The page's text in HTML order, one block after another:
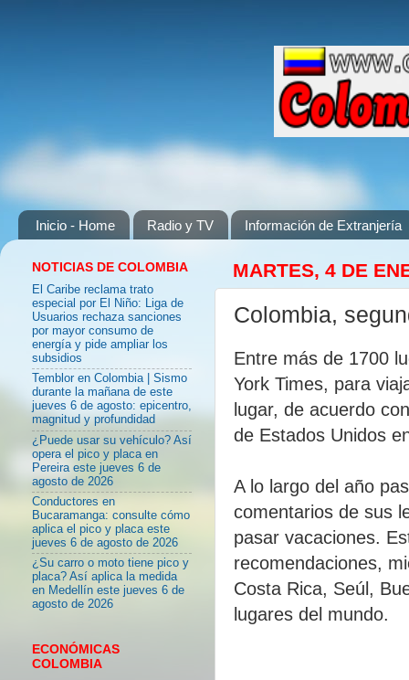
Inicio - Home Radio y TV Información de Extranjería
MARTES, 4 DE
Colombia,
Entre más de 1700
York Times, para
lugar, de acuerdo
de Estados Unidos
A lo largo del año
comentarios de sus
pasar vacaciones.
recomendaciones,
Costa Rica, Seúl,
lugares del mundo.
NOTICIAS DE COLOMBIA
El Caribe reclama trato
especial por El Niño: Liga de
Usuarios rechaza sanciones
por mayor consumo de
energía y pide ampliar los
subsidios
Temblor en Colombia | Sismo
durante la mañana de este
jueves 6 de agosto: epicentro,
magnitud y profundidad
¿Puede usar su vehículo? Así
opera el pico y placa en
Pereira este jueves 6 de
agosto de 2026
Conductores en
Bucaramanga: consulte cómo
aplica el pico y placa este
jueves 6 de agosto de 2026
¿Su carro o moto tiene pico y
placa? Así aplica la medida
en Medellín este jueves 6 de
agosto de 2026
ECONÓMICAS
COLOMBIA